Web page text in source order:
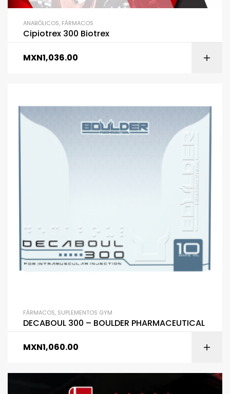
ANABÓLICOS, FÁRMACOS
Cipiotrex 300 Biotrex
MXN1,036.00
FÁRMACOS, SUPLEMENTOS GYM
DECABOUL 300 – BOULDER PHARMACEUTICAL
MXN1,060.00